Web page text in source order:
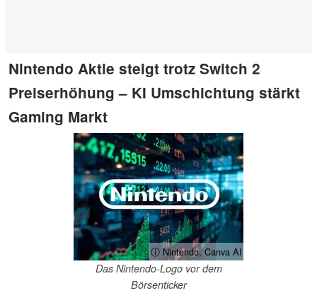
Nintendo Aktie steigt trotz Switch 2
Preiserhöhung – KI Umschichtung stärkt
Gaming Markt
ⓘ Nintendo, Canva AI
Das Nintendo-Logo vor dem
Börsenticker